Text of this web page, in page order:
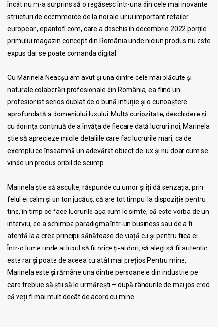
încât nu m-a surprins să o regăsesc într-una din cele mai inovante
structuri de ecommerce de la noi ale unui important retailer
european, epantofi.com, care a deschis în decembrie 2022 porțile
primului magazin concept din România unde niciun produs nu este
expus dar se poate comanda digital.
Cu Marinela Neacșu am avut și una dintre cele mai plăcute și
naturale colaborări profesionale din România, ea fiind un
profesionist serios dublat de o bună intuiție și o cunoaștere
aprofundată a domeniului luxului. Multă curiozitate, deschidere și
cu dorința continuă de a învăța de fiecare dată lucruri noi, Marinela
știe să aprecieze micile detaliile care fac lucrurile mari, ca de
exemplu ce înseamnă un adevărat obiect de lux și nu doar cum se
vinde un produs oribil de scump.
Marinela știe să asculte, răspunde cu umor și îți dă senzația, prin
felul ei calm și un ton jucăuș, că are tot timpul la dispoziție pentru
tine, în timp ce face lucrurile așa cum le simte, că este vorba de un
interviu, de a schimba paradigma într-un business sau de a fi
atentă la a crea principii sănătoase de viață cu și pentru fiica ei.
Într-o lume unde ai luxul să fii orice ți-ai dori, să alegi să fii autentic
este rar și poate de aceea cu atât mai prețios.Pentru mine,
Marinela este și rămâne una dintre persoanele din industrie pe
care trebuie să știi să le urmărești – după rândurile de mai jos cred
că veți fi mai mult decât de acord cu mine.